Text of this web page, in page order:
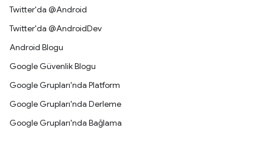
Twitter'da @Android
Twitter'da @AndroidDev
Android Blogu
Google Güvenlik Blogu
Google Grupları'nda Platform
Google Grupları'nda Derleme
Google Grupları'nda Bağlama